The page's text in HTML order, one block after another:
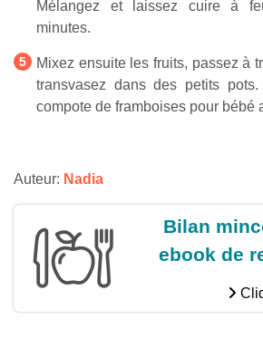
Mélangez et laissez cuire à
minutes.
Mixez ensuite les fruits, passez à
transvasez dans des petits
compote de framboises pour bébé
Auteur: Nadia
Bilan
ebook de